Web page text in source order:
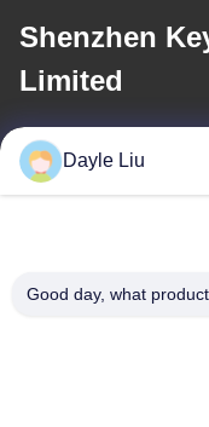
Shenzhen
Limited
อีเมล
ที่อยู่ของเรา
Dayle Liu
Good day, what